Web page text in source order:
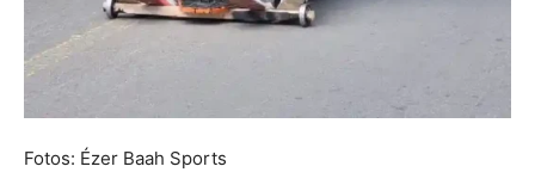
Fotos: Ézer Baah Sports